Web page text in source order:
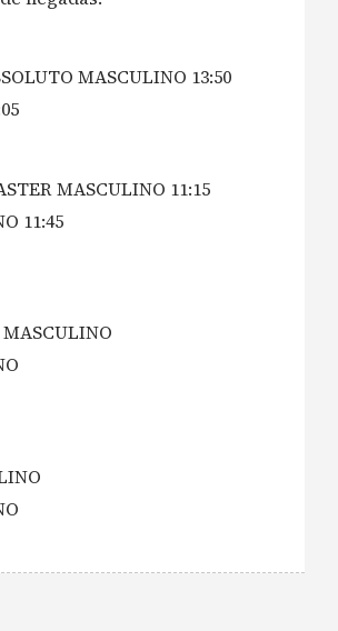
MASCULINO 13:50
MASCULINO 11:15
11:45
MASCULINO